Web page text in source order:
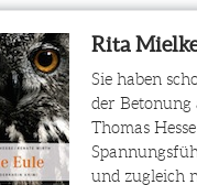
Rita
Sie haben
der Betonung
Thomas
und zugleich